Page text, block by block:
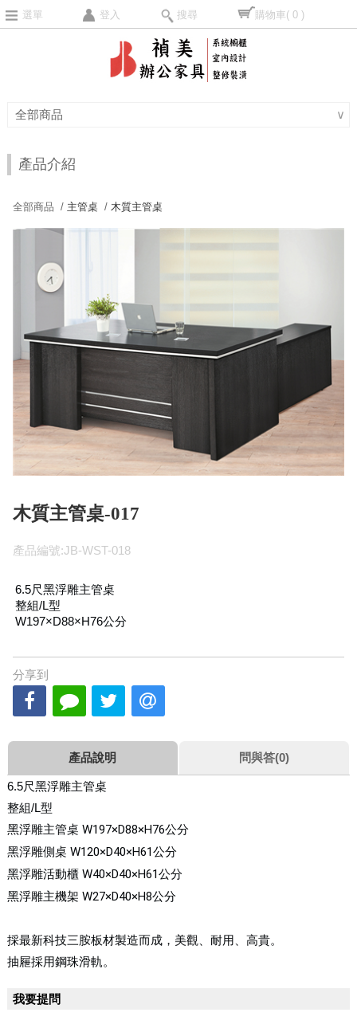
選單 登入 搜尋 購物車( 0 )
全部商品 ∨
產品介紹
全部商品 / 主管桌 / 木質主管桌
木質主管桌-017
產品編號:JB-WST-018
6.5尺黑浮雕主管桌
整組/L型
W197×D88×H76公分
分享到
產品說明 問與答(0)
6.5尺黑浮雕主管桌
整組/L型
黑浮雕主管桌 W197×D88×H76公分
黑浮雕側桌 W120×D40×H61公分
黑浮雕活動櫃 W40×D40×H61公分
黑浮雕主機架 W27×D40×H8公分
採最新科技三胺板材製造而成，美觀、耐用、高貴。
抽屜採用鋼珠滑軌。
我要提問